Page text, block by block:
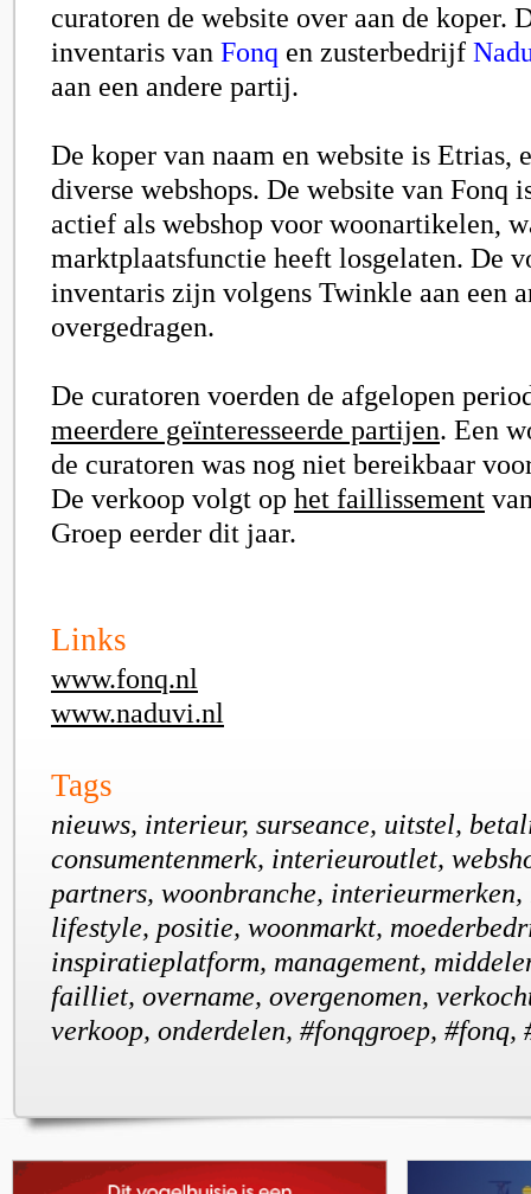
curatoren de website over aan de koper.
inventaris van Fonq en zusterbedrijf
aan een andere partij.
De koper van naam en website is Etrias,
diverse webshops. De website van Fonq
actief als webshop voor woonartikelen,
marktplaatsfunctie heeft losgelaten. De
inventaris zijn volgens Twinkle aan een
overgedragen.
De curatoren voerden de afgelopen
meerdere geïnteresseerde partijen. Een
de curatoren was nog niet bereikbaar
De verkoop volgt op het faillissement
Groep eerder dit jaar.
Links
www.fonq.nl
www.naduvi.nl
Tags
nieuws, interieur, surseance, uitstel,
consumentenmerk, interieuroutlet,
partners, woonbranche, interieurmerken,
lifestyle, positie, woonmarkt,
inspiratieplatform, management,
failliet, overname, overgenomen,
verkoop, onderdelen, #fonqgroep, #fonq,